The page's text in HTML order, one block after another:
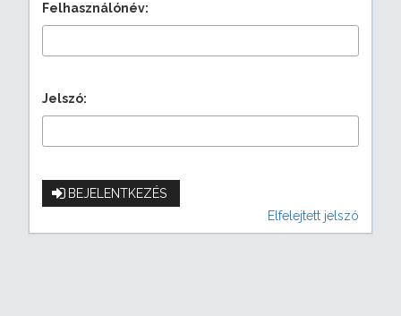
Felhasználónév:
Jelszó:
BEJELENTKEZÉS
Elfelejtett jelszó